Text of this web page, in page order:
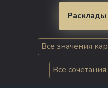
Расклады
Все значения
Все